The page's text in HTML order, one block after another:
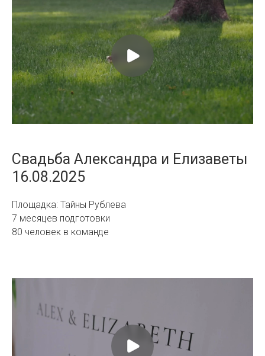
Свадьба Александра и Елизаветы
16.08.2025
Площадка: Тайны Рублева
7 месяцев подготовки
80 человек в команде